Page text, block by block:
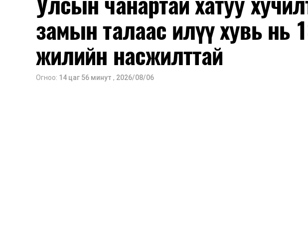
замын талаас илүү хувь нь
жилийн насжилттай
Огноо: 14 цаг 56 минут , 2026/08/06